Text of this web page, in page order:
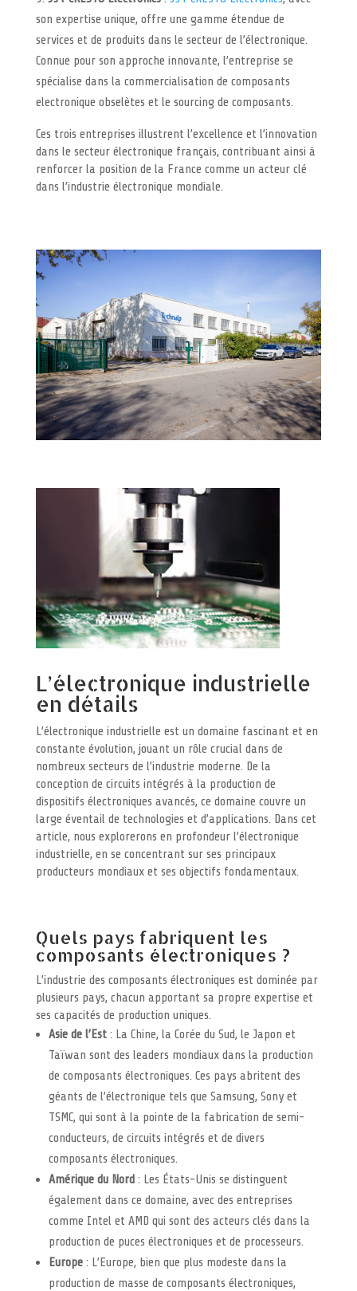
son expertise unique, offre une gamme étendue de
services et de produits dans le secteur de l’électronique.
Connue pour son approche innovante, l’entreprise se
spécialise dans la commercialisation de composants
electronique obselètes et le sourcing de composants.
Ces trois entreprises illustrent l’excellence et l’innovation
dans le secteur électronique français, contribuant ainsi à
renforcer la position de la France comme un acteur clé
dans l’industrie électronique mondiale.
L’électronique industrielle
en détails
L’électronique industrielle est un domaine fascinant et en
constante évolution, jouant un rôle crucial dans de
nombreux secteurs de l’industrie moderne. De la
conception de circuits intégrés à la production de
dispositifs électroniques avancés, ce domaine couvre un
large éventail de technologies et d’applications. Dans cet
article, nous explorerons en profondeur l’électronique
industrielle, en se concentrant sur ses principaux
producteurs mondiaux et ses objectifs fondamentaux.
Quels pays fabriquent les
composants électroniques ?
L’industrie des composants électroniques est dominée par
plusieurs pays, chacun apportant sa propre expertise et
ses capacités de production uniques.
Asie de l’Est: La Chine, la Corée du Sud, le Japon et
Taïwan sont des leaders mondiaux dans la production
de composants électroniques. Ces pays abritent des
géants de l’électronique tels que Samsung, Sony et
TSMC, qui sont à la pointe de la fabrication de semi-
conducteurs, de circuits intégrés et de divers
composants électroniques.
Amérique du Nord: Les États-Unis se distinguent
également dans ce domaine, avec des entreprises
comme Intel et AMD qui sont des acteurs clés dans la
production de puces électroniques et de processeurs.
Europe: L’Europe, bien que plus modeste dans la
production de masse de composants électroniques,